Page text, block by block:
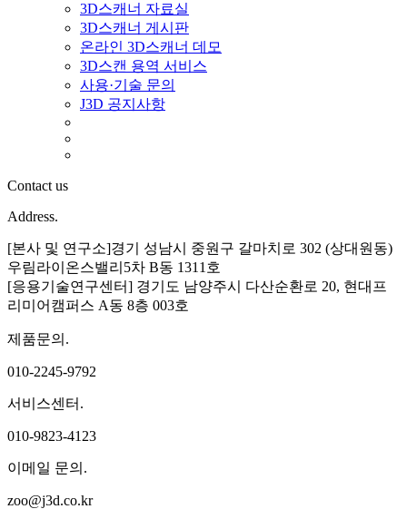
3D스캐너 자료실
3D스캐너 게시판
온라인 3D스캐너 데모
3D스캔 용역 서비스
사용·기술 문의
J3D 공지사항
Contact us
Address.
[본사 및 연구소]경기 성남시 중원구 갈마치로 302 (상대원동)
우림라이온스밸리5차 B동 1311호
[응용기술연구센터] 경기도 남양주시 다산순환로 20, 현대프
리미어캠퍼스 A동 8층 003호
제품문의.
010-2245-9792
서비스센터.
010-9823-4123
이메일 문의.
zoo@j3d.co.kr